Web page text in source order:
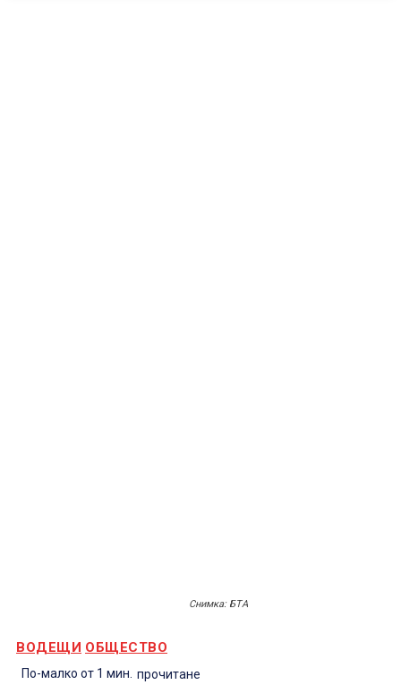
Снимка: БТА
ВОДЕЩИ ОБЩЕСТВО
По-малко от 1 мин. прочитане